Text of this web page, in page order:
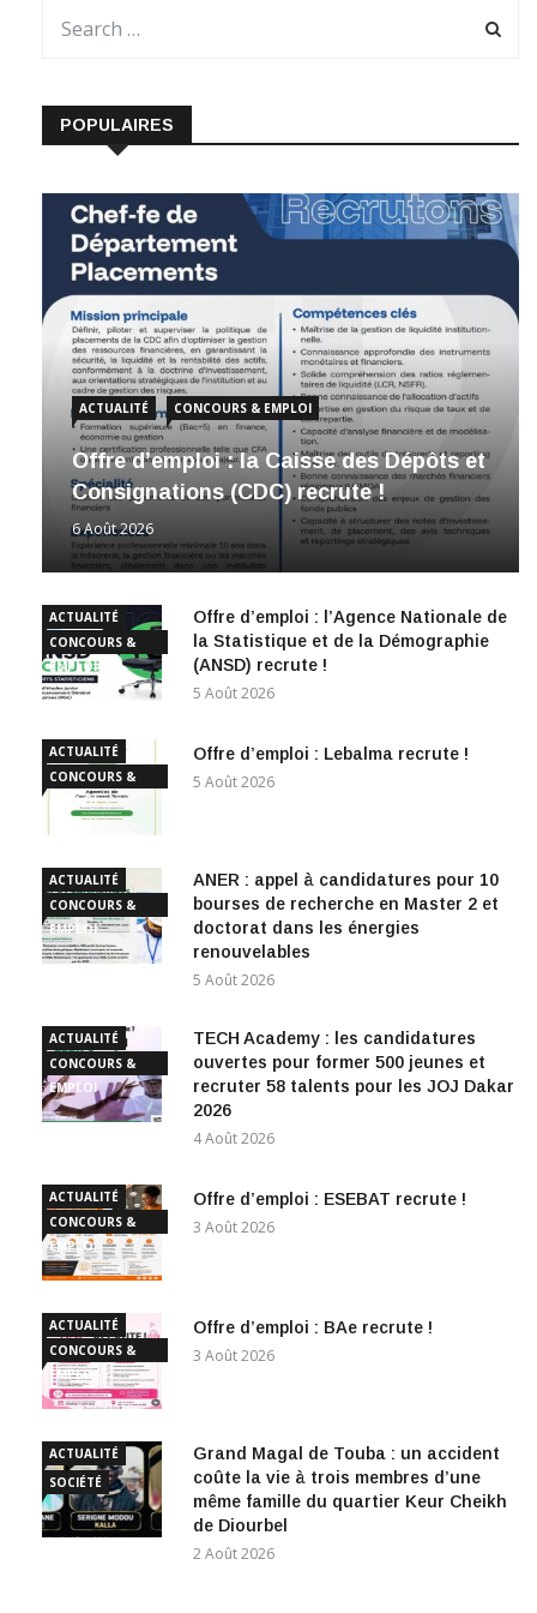
POPULAIRES
ACTUALITÉ CONCOURS & EMPLOI
Offre d’emploi : la Caisse des Dépôts et
Consignations (CDC) recrute !
6 Août 2026
ACTUALITÉ
CONCOURS &
EMPLOI
Offre d’emploi : l’Agence Nationale de
la Statistique et de la Démographie
(ANSD) recrute !
5 Août 2026
ACTUALITÉ
CONCOURS &
EMPLOI
Offre d’emploi : Lebalma recrute !
5 Août 2026
ACTUALITÉ
CONCOURS &
EMPLOI
ANER : appel à candidatures pour 10
bourses de recherche en Master 2 et
doctorat dans les énergies
renouvelables
5 Août 2026
ACTUALITÉ
CONCOURS &
EMPLOI
TECH Academy : les candidatures
ouvertes pour former 500 jeunes et
recruter 58 talents pour les JOJ Dakar
2026
4 Août 2026
ACTUALITÉ
CONCOURS &
EMPLOI
Offre d’emploi : ESEBAT recrute !
3 Août 2026
ACTUALITÉ
CONCOURS &
EMPLOI
Offre d’emploi : BAe recrute !
3 Août 2026
ACTUALITÉ
SOCIÉTÉ
Grand Magal de Touba : un accident
coûte la vie à trois membres d’une
même famille du quartier Keur Cheikh
de Diourbel
2 Août 2026